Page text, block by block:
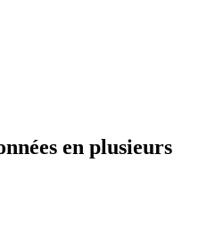
en plusieurs